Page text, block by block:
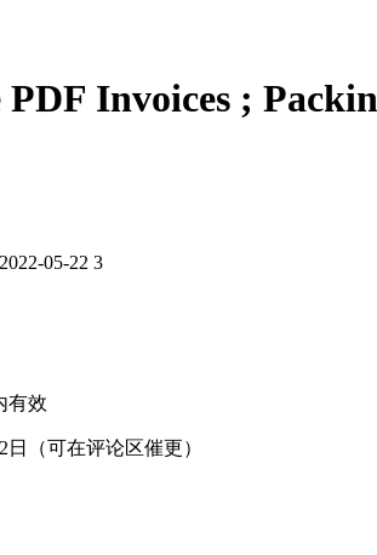
PDF Invoices ;
2022-05-22 3
有效
（可在评论区催更）